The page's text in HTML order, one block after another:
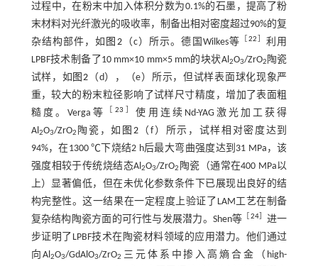
过程中，在粉末中加入体积分数为0.1%的石墨，提高了粉
末材料对光纤激光的吸收率，制备出相对密度超过90%的复
杂结构部件，如 图2（c）所示。德国Wilkes等 ［22 ］利用
LPBF技术制备了10 mm×10 mm×5 mm的块状Al 2O3/ZrO2 陶瓷
试样，如 图2 （d），（e）所示，但试样表面球化现象严
重，较大的粉末粒径影响了试样尺寸精度，增加了表面粗
糙度。Verga等
［23 ］使用连续Nd-YAG激光加工获得
Al 2O3/ZrO2 陶瓷，如 图2（f）所示，试样相对密度达到
94%，在1300 ℃下烧结2 h后最大弯曲强度达到31 MPa，该
强度相较于传统烧结态Al2O3/ZrO2 陶瓷（通常在400 MPa以
上）显著偏低，但在未优化参数条件下已展现出良好的结
构完整性。这一结果在一定程度上验证了LAM工艺在制备
复杂结构陶瓷方面的可行性与发展潜力。Shen等
24］进一
步证明了LPBF技术在陶瓷材料领域的应用潜力。他们通过
向Al2O3/GdAlO3/ZrO2 三元体系中掺入高熵合金（high-